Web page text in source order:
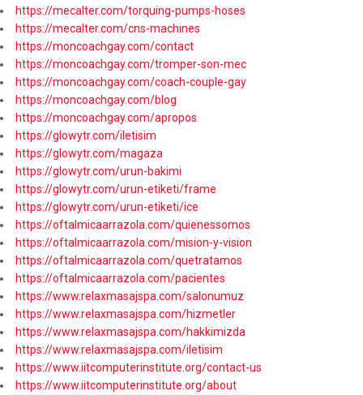
https://mecalter.com/torquing-pumps-hoses
https://mecalter.com/cns-machines
https://moncoachgay.com/contact
https://moncoachgay.com/tromper-son-mec
https://moncoachgay.com/coach-couple-gay
https://moncoachgay.com/blog
https://moncoachgay.com/apropos
https://glowytr.com/iletisim
https://glowytr.com/magaza
https://glowytr.com/urun-bakimi
https://glowytr.com/urun-etiketi/frame
https://glowytr.com/urun-etiketi/ice
https://oftalmicaarrazola.com/quienessomos
https://oftalmicaarrazola.com/mision-y-vision
https://oftalmicaarrazola.com/quetratamos
https://oftalmicaarrazola.com/pacientes
https://www.relaxmasajspa.com/salonumuz
https://www.relaxmasajspa.com/hizmetler
https://www.relaxmasajspa.com/hakkimizda
https://www.relaxmasajspa.com/iletisim
https://www.iitcomputerinstitute.org/contact-us
https://www.iitcomputerinstitute.org/about